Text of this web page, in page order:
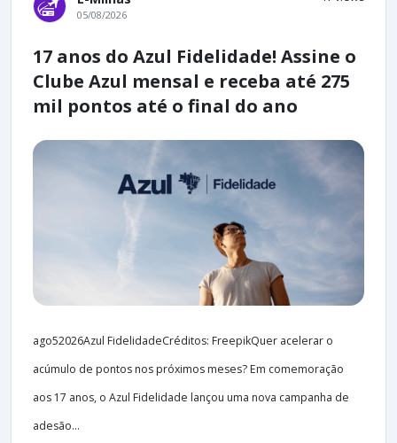
05/08/2026
17 anos do Azul Fidelidade! Assine o
Clube Azul mensal e receba até 275
mil pontos até o final do ano
ago52026Azul FidelidadeCréditos: FreepikQuer acelerar o
acúmulo de pontos nos próximos meses? Em comemoração
aos 17 anos, o Azul Fidelidade lançou uma nova campanha de
adesão...